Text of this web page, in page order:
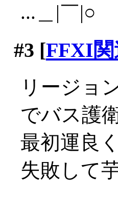
...＿|￣|○
#3 [FFXI関
リージョ
でバス護
最初運良
失敗して